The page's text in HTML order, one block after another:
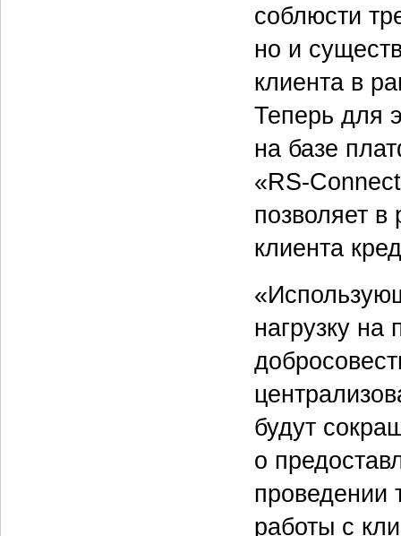
соблюсти
но и
клиента в
Теперь для
на базе
«RS-
позволяет
клиента
нагрузку
будут
о
проведении
работы с